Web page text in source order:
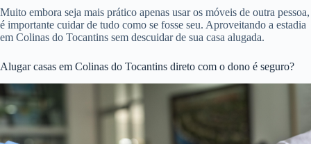
Muito embora seja mais prático apenas usar os móveis de outra pessoa,
é importante cuidar de tudo como se fosse seu. Aproveitando a estadia
em Colinas do Tocantins sem descuidar de sua casa alugada.
Alugar casas em Colinas do Tocantins direto com o dono é seguro?